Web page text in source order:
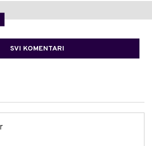
SVI KOMENTARI